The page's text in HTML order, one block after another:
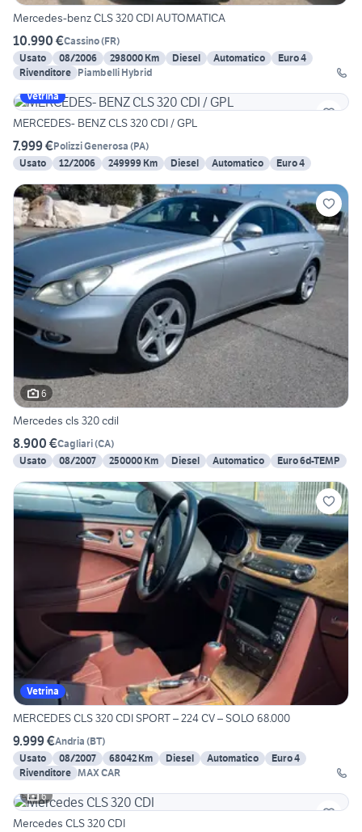
Mercedes-benz CLS 320 CDI AUTOMATICA
10.990 €Cassino(FR)
Usato
08/2006 298000 Km Diesel Automatico
Euro 4
Rivenditore Piambelli Hybrid
Vetrina
MERCEDES- BENZ CLS 320 CDI / GPL
7.999 €Polizzi Generosa (PA)
Usato
12/2006 249999 Km Diesel Automatico Euro 4
6
Mercedes cls 320 cdil
8.900 €Cagliari(CA)
Usato
08/2007 250000 Km Diesel Automatico Euro 6d-TEMP
Vetrina
MERCEDES CLS 320 CDI SPORT – 224 CV – SOLO 68.000
9.999 €Andria (BT)
Usato
08/2007 68042 Km Diesel Automatico
Euro 4
Rivenditore MAX CAR
6
Mercedes CLS 320 CDI